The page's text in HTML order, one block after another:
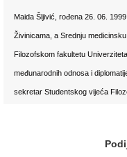
Maida Šljivić, rođena 26. 06.
Živinicama, a Srednju
Filozofskom fakultetu
međunarodnih odnosa i
sekretar Studentskog vijeća